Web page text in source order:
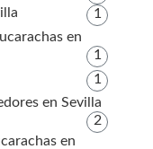
1
en
1
1
en Sevilla
2
en